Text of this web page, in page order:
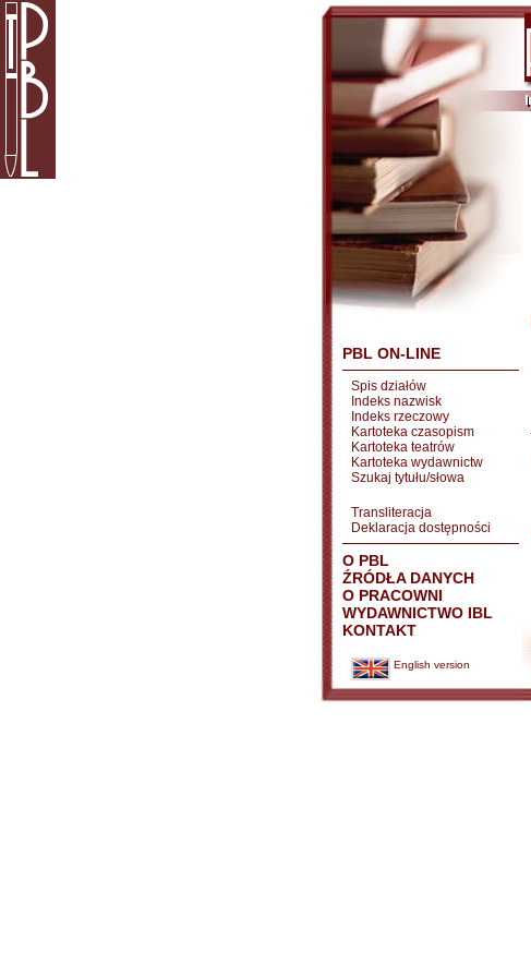
PBL ON-LINE
Spis działów
Indeks nazwisk
Indeks rzeczowy
Kartoteka czasopism
Kartoteka teatrów
Kartoteka wydawnictw
Szukaj tytułu/słowa
Transliteracja
Deklaracja dostępności
O PBL
ŹRÓDŁA DANYCH
O PRACOWNI
WYDAWNICTWO IBL
KONTAKT
English version